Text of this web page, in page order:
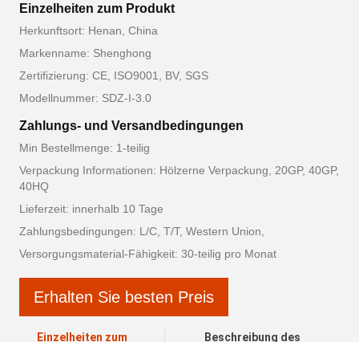
Einzelheiten zum Produkt
Herkunftsort: Henan, China
Markenname: Shenghong
Zertifizierung: CE, ISO9001, BV, SGS
Modellnummer: SDZ-I-3.0
Zahlungs- und Versandbedingungen
Min Bestellmenge: 1-teilig
Verpackung Informationen: Hölzerne Verpackung, 20GP, 40GP,
40HQ
Lieferzeit: innerhalb 10 Tage
Zahlungsbedingungen: L/C, T/T, Western Union,
Versorgungsmaterial-Fähigkeit: 30-teilig pro Monat
Erhalten Sie besten Preis
Einzelheiten zum
Beschreibung des